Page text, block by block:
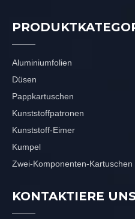
Aluminiumfolien
Düsen
Pappkartuschen
Kunststoffpatronen
Kunststoff-Eimer
Kumpel
Zwei-Komponenten-Kartuschen
KONTAKTIERE